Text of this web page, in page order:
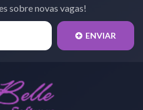
sobre novas vagas!
ENVIAR